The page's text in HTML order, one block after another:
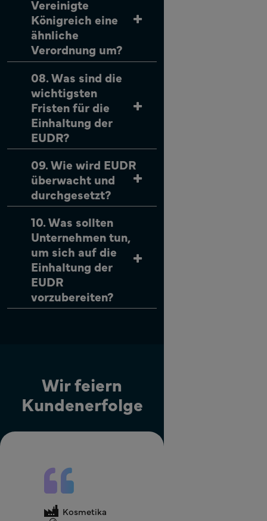
Vereinigte
Königreich eine
ähnliche
Verordnung um?
08. Was sind die
wichtigsten
Fristen für die
Einhaltung der
EUDR?
09. Wie wird EUDR
überwacht und
durchgesetzt?
10. Was sollten
Unternehmen tun,
um sich auf die
Einhaltung der
EUDR
vorzubereiten?
Wir feiern
Kundenerfolge
Kosmetika
Nahrungsergänzungsmittel
Kosmetika